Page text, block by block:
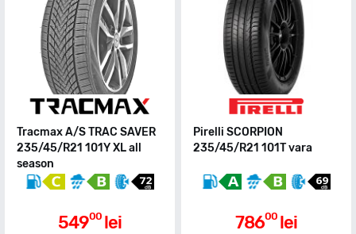
Tracmax A/S TRAC SAVER
235/45/R21 101Y XL all
season
54900 lei
Pirelli SCORPION
235/45/R21 101T vara
78600 lei